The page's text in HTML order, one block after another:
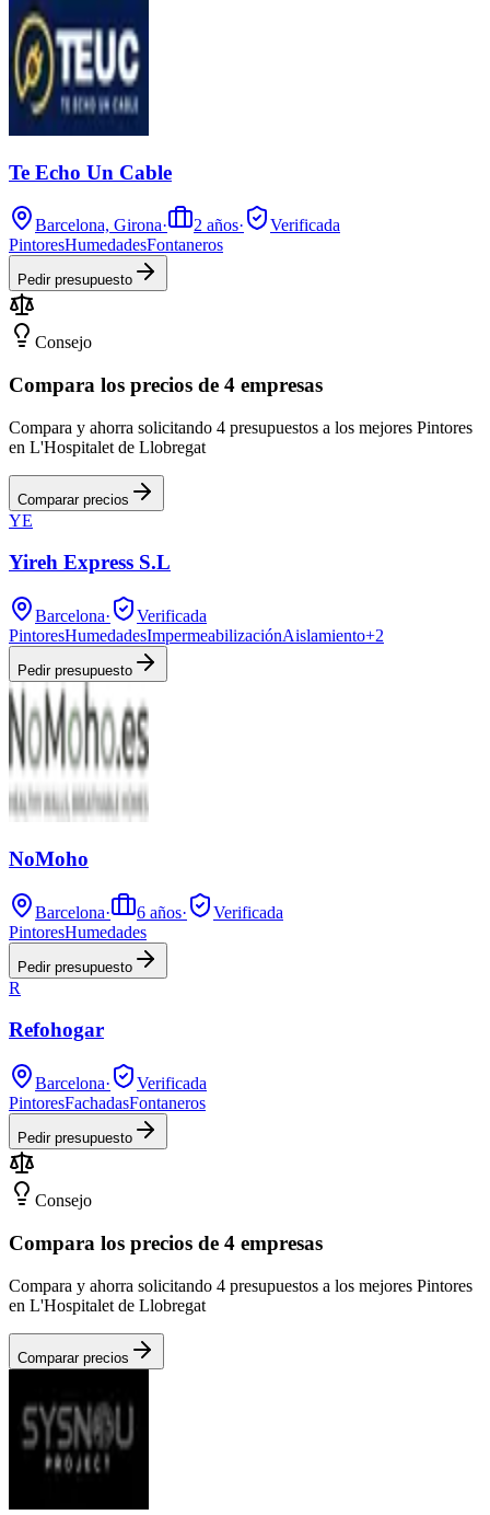
Te Echo Un Cable
Barcelona, Girona· 2 años·
Verificada
PintoresHumedadesFontaneros
Pedir presupuesto
Consejo
Compara los precios de 4 empresas
Compara y ahorra solicitando 4 presupuestos a los mejores Pintores
en L'Hospitalet de Llobregat
Comparar precios
YE
Yireh Express S.L
Barcelona·
Verificada
PintoresHumedadesImpermeabilizaciónAislamiento+2
Pedir presupuesto
NoMoho
Barcelona· 6 años·
Verificada
PintoresHumedades
Pedir presupuesto
R
Refohogar
Barcelona·
Verificada
PintoresFachadasFontaneros
Pedir presupuesto
Consejo
Compara los precios de 4 empresas
Compara y ahorra solicitando 4 presupuestos a los mejores Pintores
en L'Hospitalet de Llobregat
Comparar precios